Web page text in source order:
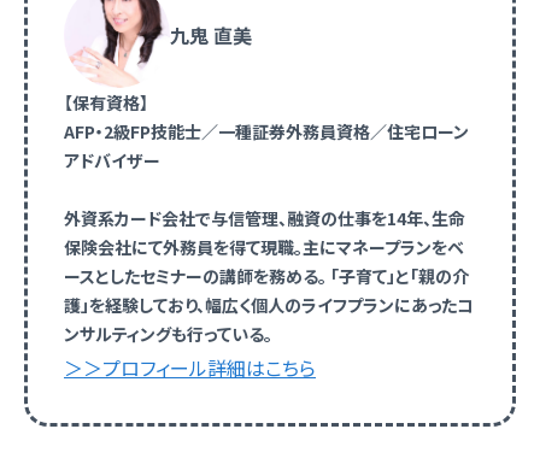
九鬼 直美
【保有資格】
AFP・2級FP技能士／一種証券外務員資格／住宅ローン
アドバイザー
外資系カード会社で与信管理、融資の仕事を14年、生命
保険会社にて外務員を得て現職。主にマネープランをベ
ースとしたセミナーの講師を務める。 「子育て」と「親の介
護」を経験しており、幅広く個人のライフプランにあったコ
ンサルティングも行っている。
＞＞プロフィール詳細はこちら